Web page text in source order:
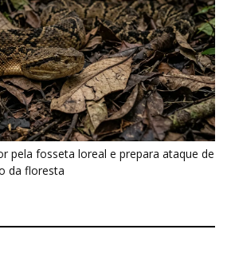
da-serra reúne machos em arena
e usa crista sobre o...
agosto de 2026
combina caixa torácica adaptada e
metálico para alcançar a...
agosto de 2026